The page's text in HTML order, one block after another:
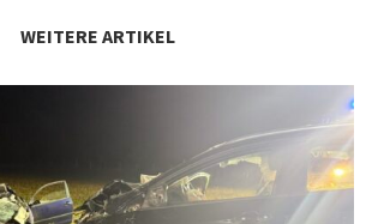
WEITERE ARTIKEL